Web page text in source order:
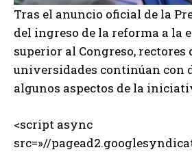
Tras el anuncio oficial de la
del ingreso de la reforma a la
superior al Congreso, rectores
universidades continúan con
algunos aspectos de la
<script async
src=»//